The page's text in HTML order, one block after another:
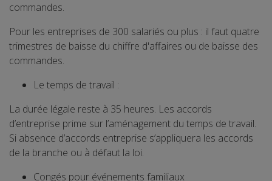
commandes.
Pour les entreprises de 300 salariés ou plus : il faut quatre
trimestres de baisse du chiffre d'affaires ou de baisse des
commandes.
Le temps de travail :
La durée légale reste à 35 heures. Les accords
d’entreprise prime sur l’aménagement du temps de travail.
Si absence d’accords entreprise s’appliquera les accords
de la branche ou à défaut la loi.
Congés pour événements familiaux